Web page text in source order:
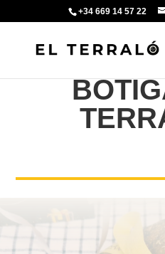
+34 669 14 57 22